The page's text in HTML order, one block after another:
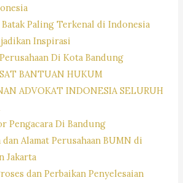
Batak Paling Terkenal di Indonesia
Inspirasi
Di Kota Bandung
BANTUAN HUKUM
ADVOKAT INDONESIA SELURUH
Pengacara Di Bandung
dan Alamat Perusahaan BUMN di
Jakarta
dan Perbaikan Penyelesaian